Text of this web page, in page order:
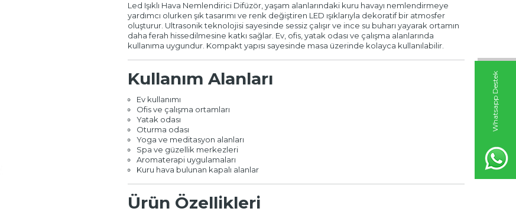
W
h
t
s
a
p
p
D
e
s
t
e
k
H
a
t
t
Led Işıklı Hava Nemlendirici Difüzör, yaşam alanlarındaki kuru havayı nemlendirmeye
yardımcı olurken şık tasarımı ve renk değiştiren LED ışıklarıyla dekoratif bir atmosfer
oluşturur. Ultrasonik teknolojisi sayesinde sessiz çalışır ve ince su buharı yayarak ortamın
daha ferah hissedilmesine katkı sağlar. Ev, ofis, yatak odası ve çalışma alanlarında
kullanıma uygundur. Kompakt yapısı sayesinde masa üzerinde kolayca kullanılabilir.
Kullanım Alanları
Ev kullanımı
Ofis ve çalışma ortamları
Yatak odası
Oturma odası
Yoga ve meditasyon alanları
Spa ve güzellik merkezleri
Aromaterapi uygulamaları
Kuru hava bulunan kapalı alanlar
Ürün Özellikleri